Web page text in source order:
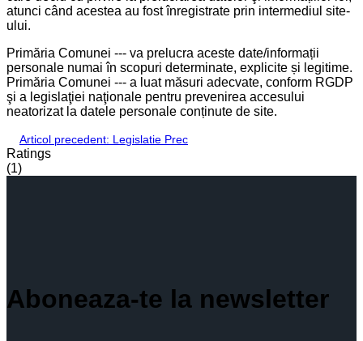
atunci când acestea au fost înregistrate prin intermediul site-
ului.
Primăria Comunei --- va prelucra aceste date/informații
personale numai în scopuri determinate, explicite și legitime.
Primăria Comunei --- a luat măsuri adecvate, conform RGDP
şi a legislaţiei naţionale pentru prevenirea accesului
neatorizat la datele personale conținute de site.
Articol precedent: Legislatie Prec
Ratings
(1)
Aboneaza-te la newsletter